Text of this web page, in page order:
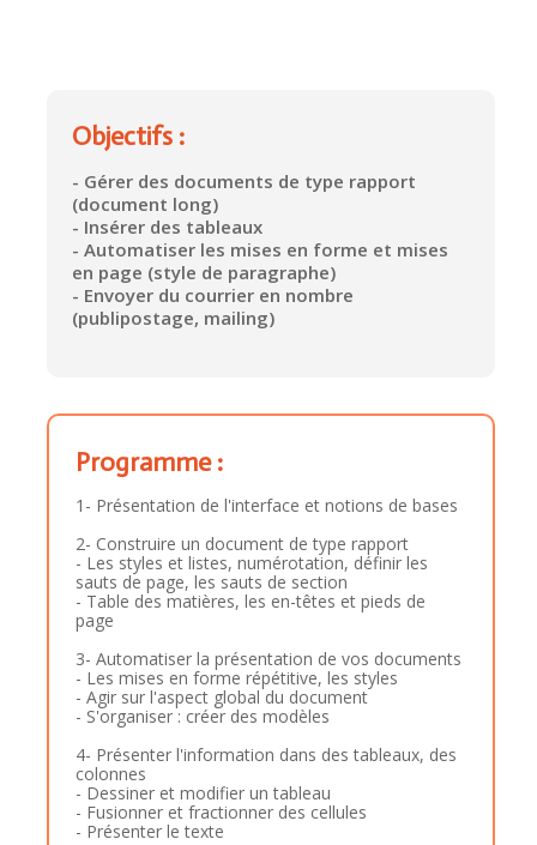
Objectifs :
- Gérer des documents de type rapport
(document long)
- Insérer des tableaux
- Automatiser les mises en forme et mises
en page (style de paragraphe)
- Envoyer du courrier en nombre
(publipostage, mailing)
Programme :
1- Présentation de l'interface et notions de bases
2- Construire un document de type rapport
- Les styles et listes, numérotation, définir les
sauts de page, les sauts de section
- Table des matières, les en-têtes et pieds de
page
3- Automatiser la présentation de vos documents
- Les mises en forme répétitive, les styles
- Agir sur l'aspect global du document
- S'organiser : créer des modèles
4- Présenter l'information dans des tableaux, des
colonnes
- Dessiner et modifier un tableau
- Fusionner et fractionner des cellules
- Présenter le texte